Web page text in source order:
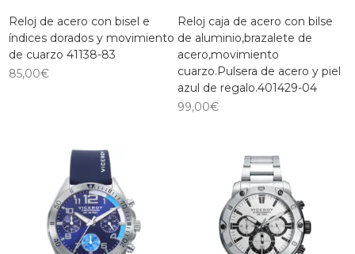
Reloj de acero con bisel e
índices dorados y movimiento
de cuarzo 41138-83
85,00€
Reloj caja de acero con bilse
de aluminio,brazalete de
acero,movimiento
cuarzo.Pulsera de acero y piel
azul de regalo.401429-04
99,00€